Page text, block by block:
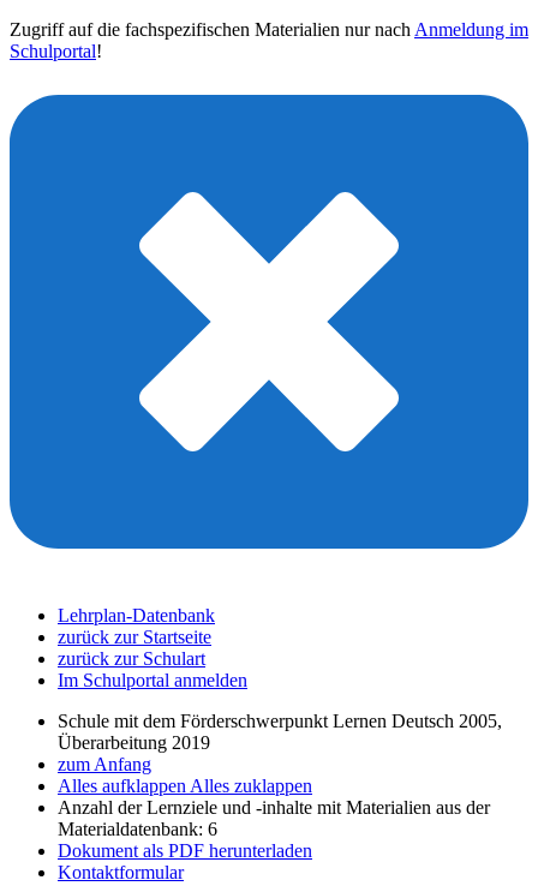
Zugriff auf die fachspezifischen Materialien nur nach Anmeldung im
Schulportal!
Lehrplan-Datenbank
zurück zur Startseite
zurück zur Schulart
Im Schulportal anmelden
Schule mit dem Förderschwerpunkt Lernen Deutsch 2005,
Überarbeitung 2019
zum Anfang
Alles aufklappen Alles zuklappen
Anzahl der Lernziele und -inhalte mit Materialien aus der
Materialdatenbank: 6
Dokument als PDF herunterladen
Kontaktformular